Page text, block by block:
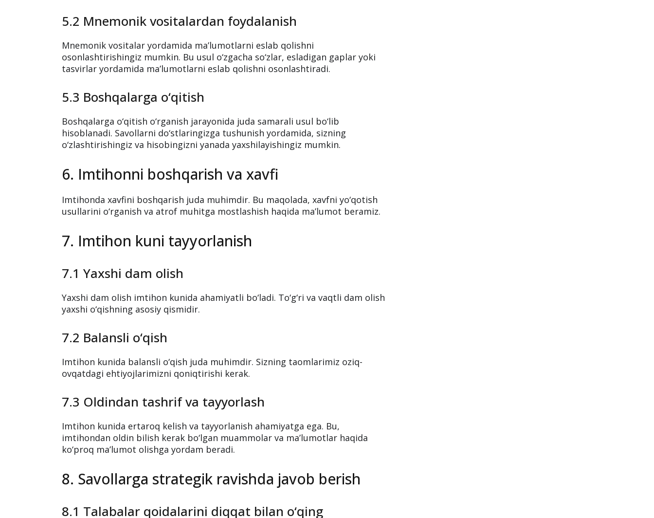
5.2 Mnemonik vositalardan foydalanish
Mnemonik vositalar yordamida ma’lumotlarni eslab qolishni
osonlashtirishingiz mumkin. Bu usul o‘zgacha so‘zlar, esladigan gaplar yoki
tasvirlar yordamida ma’lumotlarni eslab qolishni osonlashtiradi.
5.3 Boshqalarga o‘qitish
Boshqalarga o‘qitish o‘rganish jarayonida juda samarali usul bo‘lib
hisoblanadi. Savollarni do‘stlaringizga tushunish yordamida, sizning
o‘zlashtirishingiz va hisobingizni yanada yaxshilayishingiz mumkin.
6. Imtihonni boshqarish va xavfi
Imtihonda xavfini boshqarish juda muhimdir. Bu maqolada, xavfni yo‘qotish
usullarini o‘rganish va atrof muhitga mostlashish haqida ma’lumot beramiz.
7. Imtihon kuni tayyorlanish
7.1 Yaxshi dam olish
Yaxshi dam olish imtihon kunida ahamiyatli bo‘ladi. To‘g‘ri va vaqtli dam olish
yaxshi o‘qishning asosiy qismidir.
7.2 Balansli o‘qish
Imtihon kunida balansli o‘qish juda muhimdir. Sizning taomlarimiz oziq-
ovqatdagi ehtiyojlarimizni qoniqtirishi kerak.
7.3 Oldindan tashrif va tayyorlash
Imtihon kunida ertaroq kelish va tayyorlanish ahamiyatga ega. Bu,
imtihondan oldin bilish kerak bo‘lgan muammolar va ma’lumotlar haqida
ko‘proq ma’lumot olishga yordam beradi.
8. Savollarga strategik ravishda javob berish
8.1 Talabalar qoidalarini diqqat bilan o‘qing